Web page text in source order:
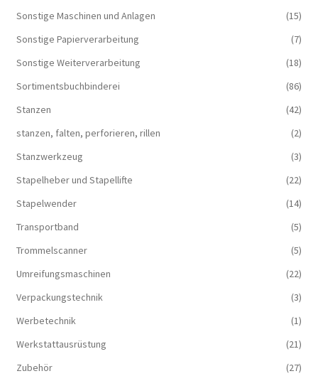
Sonstige Maschinen und Anlagen
(15)
Sonstige Papierverarbeitung
(7)
Sonstige Weiterverarbeitung
(18)
Sortimentsbuchbinderei
(86)
Stanzen
(42)
stanzen, falten, perforieren, rillen
(2)
Stanzwerkzeug
(3)
Stapelheber und Stapellifte
(22)
Stapelwender
(14)
Transportband
(5)
Trommelscanner
(5)
Umreifungsmaschinen
(22)
Verpackungstechnik
(3)
Werbetechnik
(1)
Werkstattausrüstung
(21)
Zubehör
(27)